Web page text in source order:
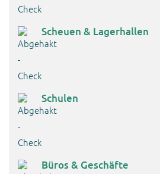
Scheuen & Lagerhallen
Schulen
Büros & Geschäfte